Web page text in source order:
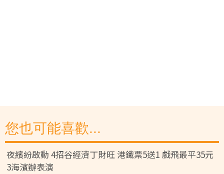
您也可能喜歡...
夜繽紛啟動 4招谷經濟丁財旺 港鐵票5送1 戲飛最平35元
3海濱辦表演